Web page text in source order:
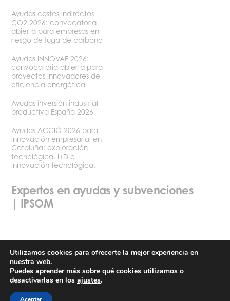
Expertos en ayudas y subvenciones
| IPSOM
Política de privacidad
©2026 Ipsom
Ayudas costes indirectos
CO2 2026: convocatoria
abierta para empresas en
riesgo de fuga de carbono
Ayudas INNOVAE 2026:
convocatoria abierta para
proyectos innovadores de
eficiencia energética
Ayudas inversión industrial
productiva España 2026
Ayudas ACCIÓ 2026 para
innovación empresarial en
Cataluña: exploración
tecnológica, I+D e
innovación tecnológica.
Utilizamos cookies para ofrecerte la mejor experiencia en
nuestra web.
Puedes aprender más sobre qué cookies utilizamos o
desactivarlas en los ajustes.